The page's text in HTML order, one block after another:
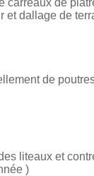
carreaux de
et dallage de
de
liteaux et
)